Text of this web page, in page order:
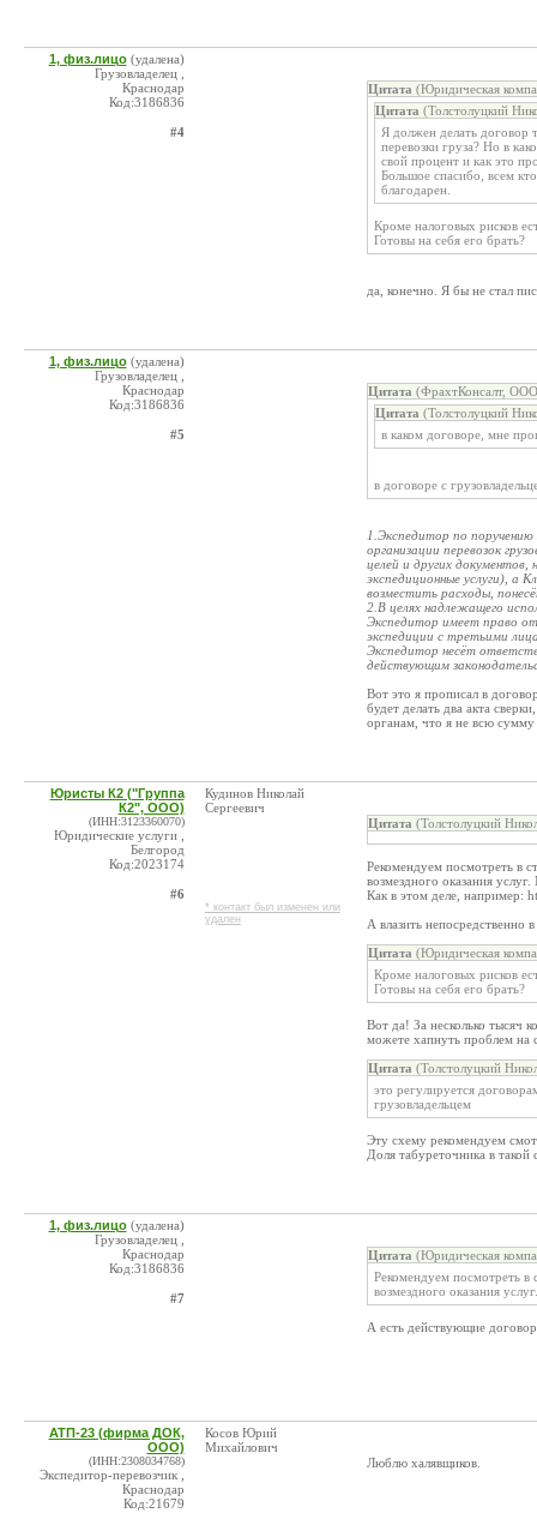
1, физ.лицо (удалена)
Грузовладелец ,
Краснодар
Код:3186836
#4
Цитата (Юридическая
Цитата (Толстолуцкий
Я должен делать договор
перевозки груза? Но в
свой процент и как это
Большое спасибо, всем
благодарен.
Кроме налоговых рисков
Готовы на себя его брать?
да, конечно. Я бы не стал
1, физ.лицо (удалена)
Грузовладелец ,
Краснодар
Код:3186836
#5
Цитата (ФрахтКонсалт,
Цитата (Толстолуцкий
в каком договоре, мне
в договоре с
1.Экспедитор по
организации перевозок
целей и других документов,
экспедиционные услуги), а
возместить расходы,
2.В целях надлежащего
Экспедитор имеет право от
экспедиции с третьими
Экспедитор несёт
действующим
Вот это я прописал в
будет делать два акта
органам, что я не всю сумму
Юристы К2 ("Группа
К2", ООО)
(ИНН:3123360070)
Юридические услуги ,
Белгород
Код:2023174
#6
Кудинов Николай
Сергеевич
* контакт был изменен или
удален
Цитата (Толстолуцкий
Рекомендуем посмотреть в
возмездного оказания
Как в этом деле, например:
А влазить непосредственно
Цитата (Юридическая
Кроме налоговых рисков
Готовы на себя его брать?
Вот да! За несколько тысяч
можете хапнуть проблем на
Цитата (Толстолуцкий
это регулируется
грузовладельцем
Эту схему рекомендуем
Доля табуреточника в такой
1, физ.лицо (удалена)
Грузовладелец ,
Краснодар
Код:3186836
#7
Цитата (Юридическая
Рекомендуем посмотреть в
возмездного оказания услуг.
А есть действующие
АТП-23 (фирма ДОК,
ООО)
(ИНН:2308034768)
Экспедитор-перевозчик ,
Краснодар
Код:21679
Косов Юрий
Михайлович
Люблю халявщиков.